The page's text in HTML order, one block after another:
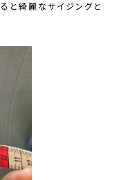
と綺麗なサイジングと